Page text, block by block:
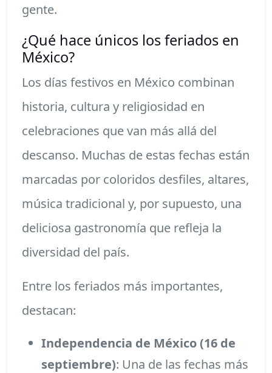
gente.
¿Qué hace únicos los feriados en
México?
Los días festivos en México combinan
historia, cultura y religiosidad en
celebraciones que van más allá del
descanso. Muchas de estas fechas están
marcadas por coloridos desfiles, altares,
música tradicional y, por supuesto, una
deliciosa gastronomía que refleja la
diversidad del país.
Entre los feriados más importantes,
destacan:
Independencia de México (16 de
septiembre): Una de las fechas más